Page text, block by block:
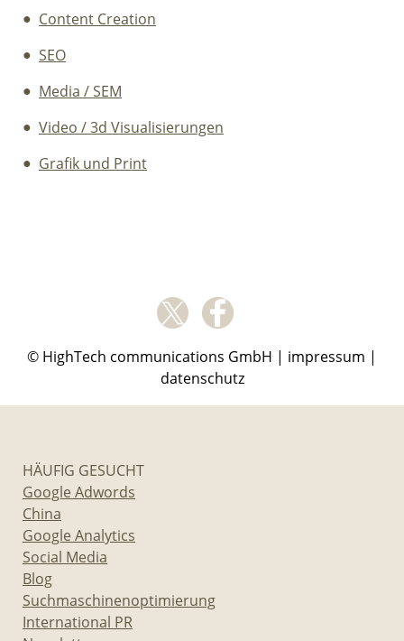
Content Creation
SEO
Media / SEM
Video / 3d Visualisierungen
Grafik und Print
© HighTech communications GmbH | impressum |
datenschutz
HÄUFIG GESUCHT
Google Adwords
China
Google Analytics
Social Media
Blog
Suchmaschinenoptimierung
International PR